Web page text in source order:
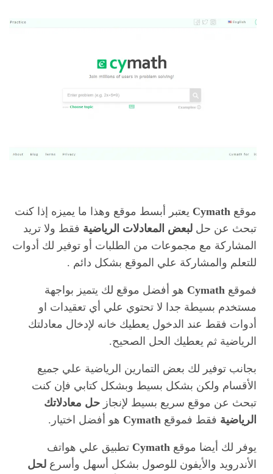
موقع Cymath يعتبر أبسط موقع وهذا ما يميزه إذا كنت
تبحث عن حل لبعض المعادلات الرياضية فقط ولا تريد
المشاركة مع مجموعات من الطلبات أو توفير لك أدوات
للتعلم والمشاركة علي الموقع بشكل دائم .
فموقع Cymath هو أفضل موقع لك يتميز بواجهة
مستخدم بسيطة جدا لا تحتوي علي أي تعقيدات او
أدوات فقط عند الدخول يعطيك خانه لإدخال معادلتك
الرياضية ثم يعطيك الحل الصحيح.
بجانب توفير لك بعض التمارين الرياضية علي جميع
الأقسام ولكن بشكل بسيط وبشكل كتابي فإن كنت
تبحث عن موقع سريع بسيط لإنجاز حل معادلاتك
الرياضية فقط فموقع Cymath هو أفضل اختيار.
يوفر لك أيضا موقع Cymath تطبيق علي هواتف
الأندرويد والأيفون للوصول بشكل أسهل وأسرع لحل